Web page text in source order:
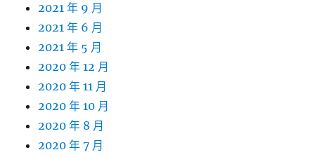
2021 年 9 月
2021 年 6 月
2021 年 5 月
2020 年 12 月
2020 年 11 月
2020 年 10 月
2020 年 8 月
2020 年 7 月